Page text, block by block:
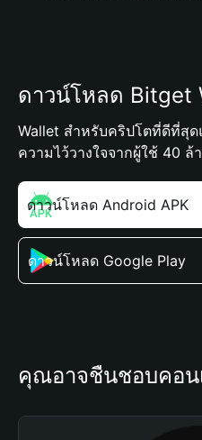
ดาวน์โหลด Bitget
Wallet สำหรับคริปโตที่ดีที่สุ
ความไว้วางใจจากผู้ใช้ 40 ล้
ดาวน์โหลด Android APK
ดาวน์โหลด Google Play
คุณอาจชื่นชอบคอน